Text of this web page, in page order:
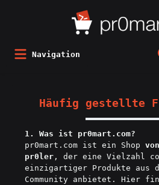
Navigation
Häufig gestellte
1. Was ist pr0mart.com?
pr0mart.com ist ein Shop
pr0ler , der eine Vielzahl
einzigartiger Produkte aus
Community anbietet. Hier